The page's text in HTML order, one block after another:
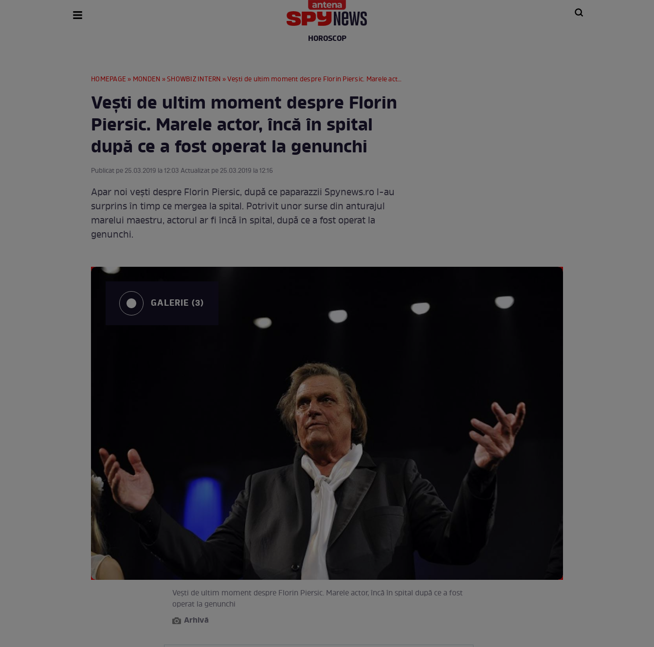
HOROSCOP
HOMEPAGE » MONDEN »SHOWBIZ INTERN » Vești de ultim moment despre Florin Piersic. Marele actor, încă în spital după ce a fost operat la genunchi
Vești de ultim moment despre Florin
Piersic. Marele actor, încă în spital
după ce a fost operat la genunchi
Publicat pe 25.03.2019 la 12:03 Actualizat pe 25.03.2019 la 12:16
Apar noi vești despre Florin Piersic, după ce paparazzii Spynews.ro l-au
surprins în timp ce mergea la spital. Potrivit unor surse din anturajul
marelui maestru, actorul ar fi încă în spital, după ce a fost operat la
genunchi.
GALERIE (3)
Vești de ultim moment despre Florin Piersic. Marele actor, încă în spital după ce a fost
operat la genunchi
Arhivă